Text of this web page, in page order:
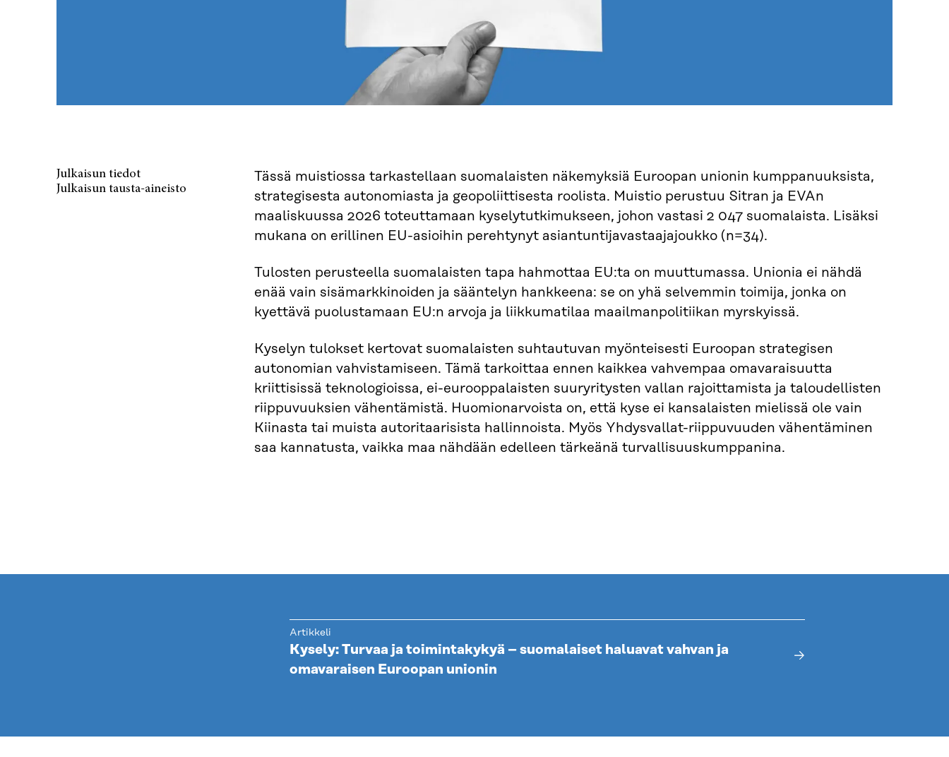
Julkaisun tiedot
Julkaisun tausta-aineisto
Tässä muistiossa tarkastellaan suomalaisten näkemyksiä Euroopan unionin kumppanuuksista,
strategisesta autonomiasta ja geopoliittisesta roolista. Muistio perustuu Sitran ja EVAn
maaliskuussa 2026 toteuttamaan kyselytutkimukseen, johon vastasi 2 047 suomalaista. Lisäksi
mukana on erillinen EU-asioihin perehtynyt asiantuntijavastaajajoukko (n=34).
Tulosten perusteella suomalaisten tapa hahmottaa EU:ta on muuttumassa. Unionia ei nähdä
enää vain sisämarkkinoiden ja sääntelyn hankkeena: se on yhä selvemmin toimija, jonka on
kyettävä puolustamaan EU:n arvoja ja liikkumatilaa maailmanpolitiikan myrskyissä.
Kyselyn tulokset kertovat suomalaisten suhtautuvan myönteisesti Euroopan strategisen
autonomian vahvistamiseen. Tämä tarkoittaa ennen kaikkea vahvempaa omavaraisuutta
kriittisissä teknologioissa, ei-eurooppalaisten suuryritysten vallan rajoittamista ja taloudellisten
riippuvuuksien vähentämistä. Huomionarvoista on, että kyse ei kansalaisten mielissä ole vain
Kiinasta tai muista autoritaarisista hallinnoista. Myös Yhdysvallat-riippuvuuden vähentäminen
saa kannatusta, vaikka maa nähdään edelleen tärkeänä turvallisuuskumppanina.
Artikkeli
Kysely: Turvaa ja toimintakykyä – suomalaiset haluavat vahvan ja
omavaraisen Euroopan unionin